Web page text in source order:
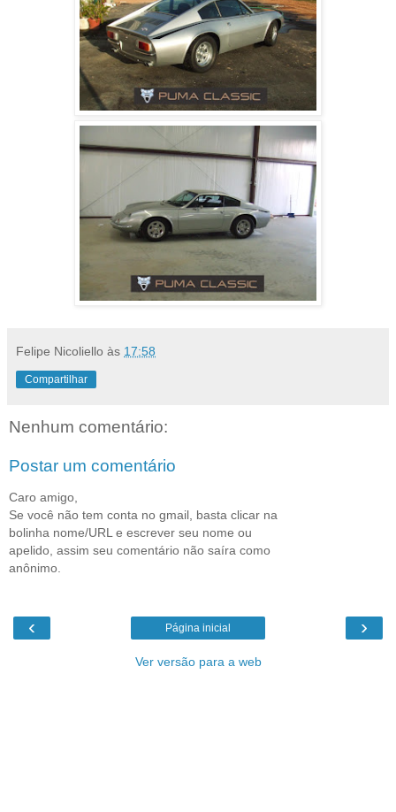
Felipe Nicoliello às 17:58
Compartilhar
Nenhum comentário:
Postar um comentário
Caro amigo,
Se você não tem conta no gmail, basta clicar na
bolinha nome/URL e escrever seu nome ou
apelido, assim seu comentário não saíra como
anônimo.
‹ ›
Página inicial
Ver versão para a web